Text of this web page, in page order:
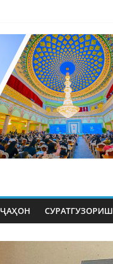
ҶАҲОН СУРАТГУЗОРИШ